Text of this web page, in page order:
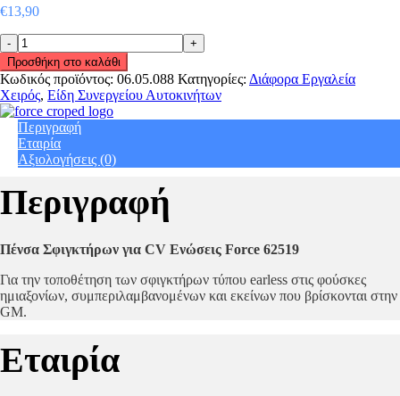
€13,90
Πένσα
Σφιγκτήρων
για
CV
Ενώσεις
Force
62519
quantity
Προσθήκη στο καλάθι
Κωδικός προϊόντος: 06.05.088 Κατηγορίες: Διάφορα Εργαλεία
Χειρός, Είδη Συνεργείου Αυτοκινήτων
Περιγραφή
Εταιρία
Αξιολογήσεις (0)
Περιγραφή
Πένσα Σφιγκτήρων για CV Ενώσεις Force 62519
Για την τοποθέτηση των σφιγκτήρων τύπου earless στις φούσκες
ημιαξονίων, συμπεριλαμβανομένων και εκείνων που βρίσκονται στην
GM.
Εταιρία